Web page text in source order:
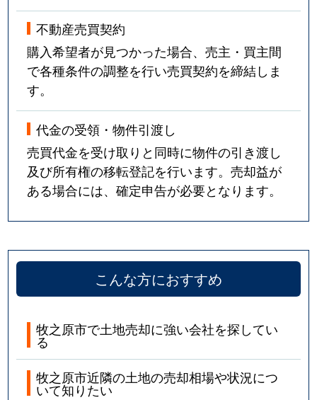
不動産売買契約
購入希望者が見つかった場合、売主・買主間
で各種条件の調整を行い売買契約を締結しま
す。
代金の受領・物件引渡し
売買代金を受け取りと同時に物件の引き渡し
及び所有権の移転登記を行います。売却益が
ある場合には、確定申告が必要となります。
こんな方におすすめ
牧之原市で土地売却に強い会社を探してい
る
牧之原市近隣の土地の売却相場や状況につ
いて知りたい